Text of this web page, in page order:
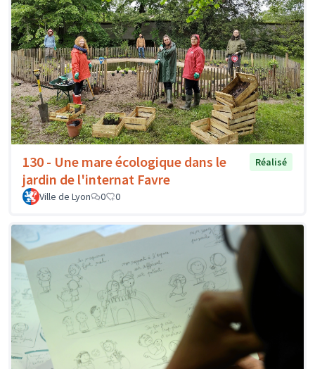
130 - Une mare écologique dans le
jardin de l'internat Favre
Réalisé
Ville de Lyon 0 0